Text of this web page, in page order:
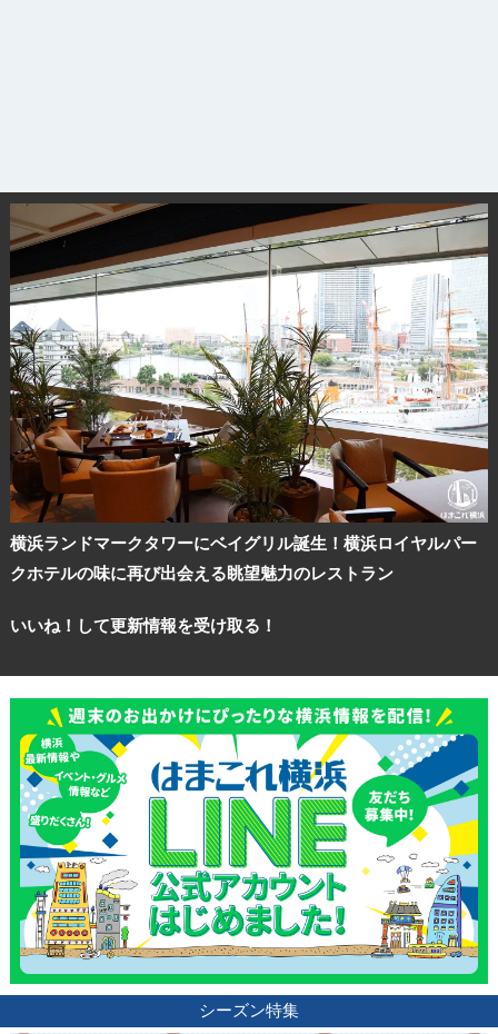
横浜ランドマークタワーにベイグリル誕生！横浜ロイヤルパー
クホテルの味に再び出会える眺望魅力のレストラン
いいね！して更新情報を受け取る！
シーズン特集